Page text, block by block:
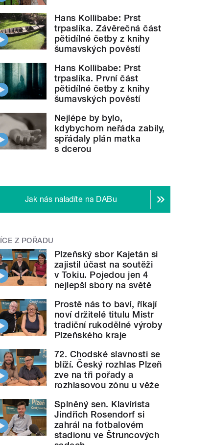
hudební nástroj, zpracování zvuků denního
Hans Kollibabe: Prst
trpaslíka. Závěrečná část
pětidílné četby z knihy
šumavských pověstí
Hans Kollibabe: Prst
trpaslíka. První část
pětidílné četby z knihy
šumavských pověstí
Nejlépe by bylo,
kdybychom neřáda zabily,
spřádaly plán matka
s dcerou
Jak nás naladíte na DABu
Z POŘADU
Plzeňský sbor Kajetán si
zajistil účast na soutěži
v Tokiu. Pojedou jen 4
nejlepší sbory na světě
Prostě nás to baví, říkají
noví držitelé titulu Mistr
tradiční rukodělné výroby
Plzeňského kraje
72. Chodské slavnosti se
blíží. Český rozhlas Plzeň
zve na tři pořady a
rozhlasovou zónu u věže
Splněný sen. Klavírista
Jindřich Rosendorf si
zahrál na fotbalovém
stadionu ve Štruncových